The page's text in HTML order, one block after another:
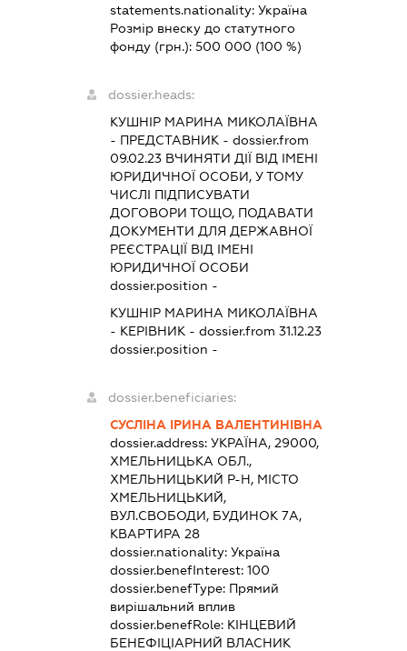
statements.nationality: Україна
Розмір внеску до статутного
фонду (грн.): 500 000 (100 %)
dossier.heads:
КУШНІР МАРИНА МИКОЛАЇВНА
- ПРЕДСТАВНИК - dossier.from
09.02.23ВЧИНЯТИ ДІЇ ВІД ІМЕНІ
ЮРИДИЧНОЇ ОСОБИ, У ТОМУ
ЧИСЛІ ПІДПИСУВАТИ
ДОГОВОРИ ТОЩО, ПОДАВАТИ
ДОКУМЕНТИ ДЛЯ ДЕРЖАВНОЇ
РЕЄСТРАЦІЇ ВІД ІМЕНІ
ЮРИДИЧНОЇ ОСОБИ
dossier.position -
КУШНІР МАРИНА МИКОЛАЇВНА
- КЕРІВНИК - dossier.from 31.12.23
dossier.position -
dossier.beneficiaries:
СУСЛІНА ІРИНА ВАЛЕНТИНІВНА
dossier.address: УКРАЇНА, 29000,
ХМЕЛЬНИЦЬКА ОБЛ.,
ХМЕЛЬНИЦЬКИЙ Р-Н, МІСТО
ХМЕЛЬНИЦЬКИЙ,
ВУЛ.СВОБОДИ, БУДИНОК 7А,
КВАРТИРА 28
dossier.nationality: Україна
dossier.benefInterest: 100
dossier.benefType: Прямий
вирішальний вплив
dossier.benefRole: КІНЦЕВИЙ
БЕНЕФІЦІАРНИЙ ВЛАСНИК